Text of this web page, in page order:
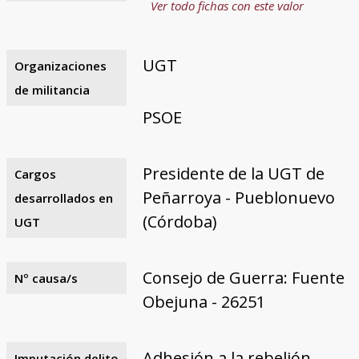
Ver todo fichas con este valor
Organizaciones
de militancia
UGT
PSOE
Cargos
desarrollados en
UGT
Presidente de la UGT de
Peñarroya - Pueblonuevo
(Córdoba)
Nº causa/s
Consejo de Guerra: Fuente
Obejuna - 26251